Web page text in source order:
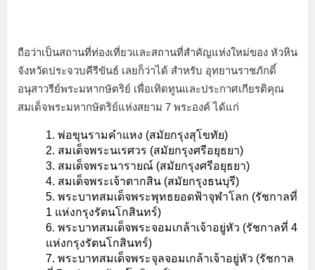
ถือว่าเป็นสถานที่ท่องเที่ยวและสถานที่สำคัญแห่งใหม่ของ หัวหิน
จังหวัดประจวบคีรีขันธ์ เลยก็ว่าได้ สำหรับ อุทยานราชภักดิ์
อนุสาวรีย์พระมหากษัตริย์ เพื่อเทิดทูนและประกาศเกียรติคุณ
สมเด็จพระมหากษัตริย์แห่งสยาม 7 พระองค์ ได้แก่
พ่อขุนรามคำแหง (สมัยกรุงสุโขทัย)
สมเด็จพระนเรศวร (สมัยกรุงศรีอยุธยา)
สมเด็จพระนารายณ์ (สมัยกรุงศรีอยุธยา)
สมเด็จพระเจ้าตากสิน (สมัยกรุงธนบุรี)
พระบาทสมเด็จพระพุทธยอดฟ้าจุฬาโลก (รัชกาลที่
1 แห่งกรุงรัตนโกสินทร์)
พระบาทสมเด็จพระจอมเกล้าเจ้าอยู่หัว (รัชกาลที่ 4
แห่งกรุงรัตนโกสินทร์)
พระบาทสมเด็จพระจุลจอมเกล้าเจ้าอยู่หัว (รัชกาล